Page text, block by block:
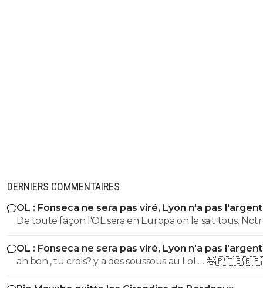
DERNIERS COMMENTAIRES
OL : Fonseca ne sera pas viré, Lyon n'a pas
le faire
De toute façon l'OL sera en Europa on le sait tous.
grosse connerie est d'avoir vendangé la fin de saison
On est d'ailleurs dans la continuité.... Un tour préliminaire
c'est toujours une belle merde, d'autant + quand on a
budget réduit.
OL : Fonseca ne sera pas viré, Lyon n'a pas
le faire
ah bon , tu crois? y a des soussous au LoL…